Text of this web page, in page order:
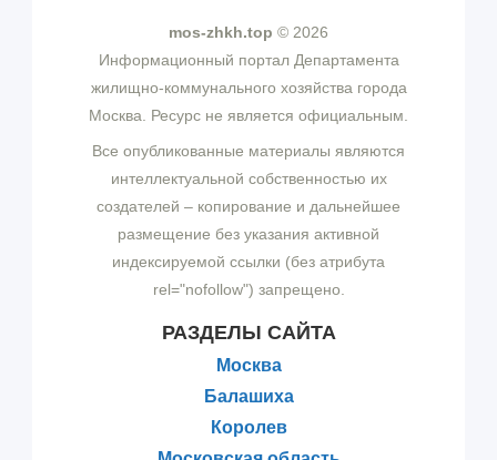
mos-zhkh.top © 2026
Информационный портал Департамента
жилищно-коммунального хозяйства города
Москва. Ресурс не является официальным.
Все опубликованные материалы являются
интеллектуальной собственностью их
создателей – копирование и дальнейшее
размещение без указания активной
индексируемой ссылки (без атрибута
rel="nofollow") запрещено.
РАЗДЕЛЫ САЙТА
Москва
Балашиха
Королев